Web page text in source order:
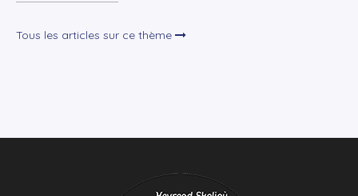
Tous les articles sur ce thème